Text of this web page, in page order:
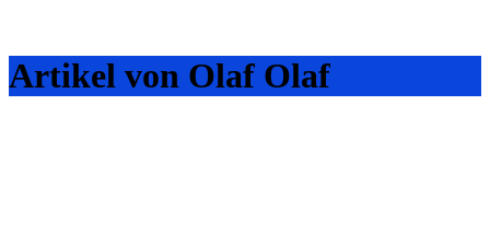
Artikel von Olaf Olaf